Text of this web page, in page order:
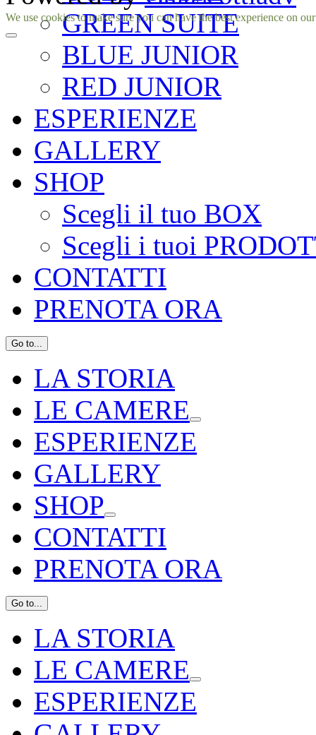
GREEN SUITE
BLUE JUNIOR
RED JUNIOR
ESPERIENZE
GALLERY
SHOP
Scegli il tuo BOX
Scegli i tuoi
CONTATTI
PRENOTA ORA
Go to...
LA STORIA
LE CAMERE
ESPERIENZE
GALLERY
SHOP
CONTATTI
PRENOTA ORA
Go to...
LA STORIA
LE CAMERE
ESPERIENZE
Facebook
Instagram
We use cookies to make sure you can have the best experience on